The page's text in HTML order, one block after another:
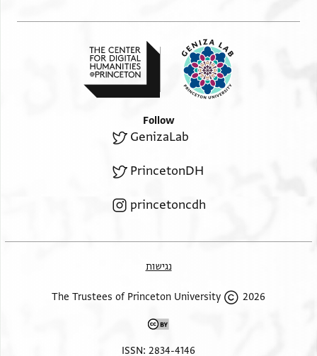
Follow
GenizaLab
PrincetonDH
princetoncdh
נגישות
2026 The Trustees of Princeton University
ISSN: 2834-4146